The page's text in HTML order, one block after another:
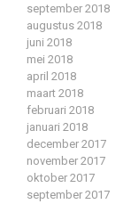
september 2018
augustus 2018
juni 2018
mei 2018
april 2018
maart 2018
februari 2018
januari 2018
december 2017
november 2017
oktober 2017
september 2017